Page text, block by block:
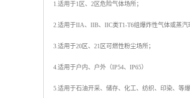
1.适用于1区、2区危险气体场所；
2.适用于IIA、IIB、IIC类T1-T6组爆炸性气体或蒸汽
3.适用于20区、21区可燃性粉尘场所；
4.适用于户内、户外（IP54、IP65）
5.适用于石油开采、储存、化工、纺织、印染、等爆